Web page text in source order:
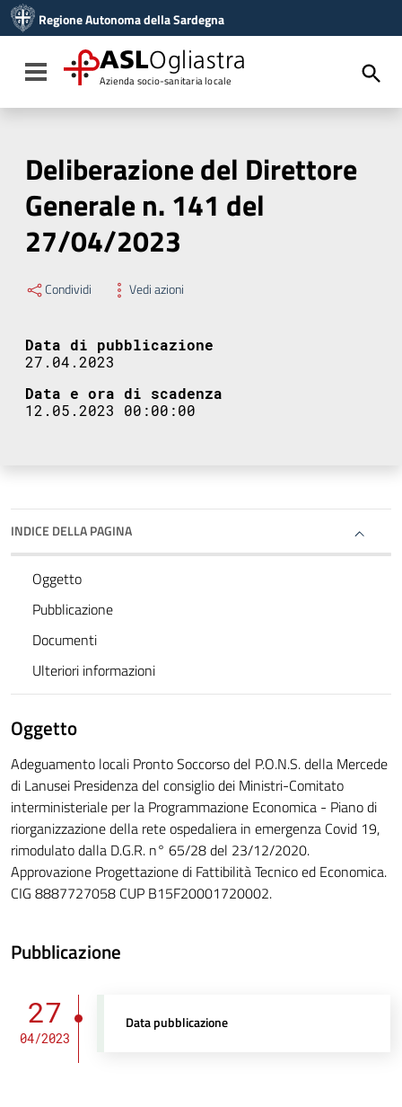
Vai al menu di navigazione
Vai al footer
Regione Autonoma della Sardegna
Toggle navigation
ASLOgliastra
Azienda socio-sanitaria locale
Deliberazione del Direttore
Generale n. 141 del
27/04/2023
Condividi Vedi azioni
Data di pubblicazione
27.04.2023
Data e ora di scadenza
12.05.2023 00:00:00
INDICE DELLA PAGINA
Oggetto
Pubblicazione
Documenti
Ulteriori informazioni
Oggetto
Adeguamento locali Pronto Soccorso del P.O.N.S. della Mercede
di Lanusei Presidenza del consiglio dei Ministri-Comitato
interministeriale per la Programmazione Economica - Piano di
riorganizzazione della rete ospedaliera in emergenza Covid 19,
rimodulato dalla D.G.R. n° 65/28 del 23/12/2020.
Approvazione Progettazione di Fattibilità Tecnico ed Economica.
CIG 8887727058 CUP B15F20001720002.
Pubblicazione
27
04/2023
Data pubblicazione